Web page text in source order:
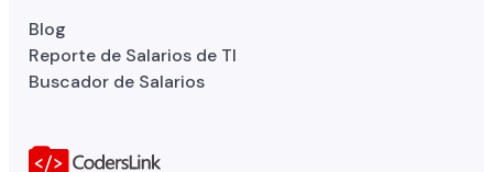
Blog
Reporte de Salarios de TI
Buscador de Salarios